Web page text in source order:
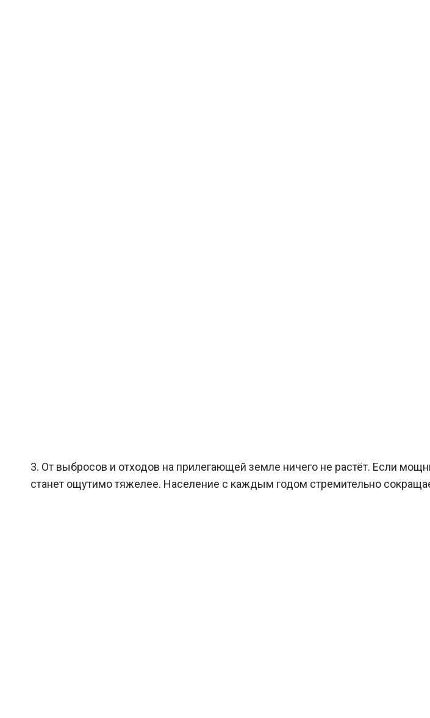
3. От выбросов и отходов на прилегающей земле ничего не растёт. Если
станет ощутимо тяжелее. Население с каждым годом стремительно